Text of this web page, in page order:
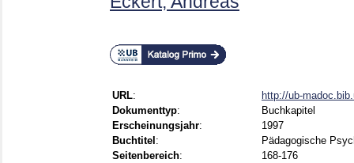
URL:
http://ub-
Dokumenttyp:
Buchkapitel
Erscheinungsjahr:
1997
Buchtitel :
Pädagogische
Seitenbereich:
168-176